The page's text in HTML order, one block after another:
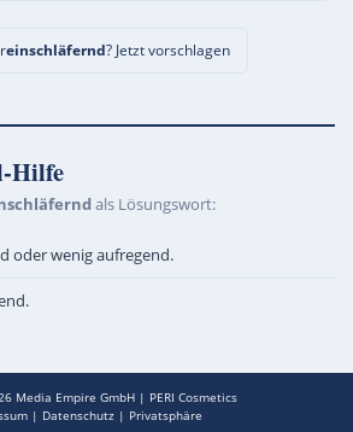
einschläfernd? Jetzt vorschlagen
Hilfe
als Lösungswort:
oder wenig aufregend.
Media Empire GmbH| PERI Cosmetics
| Datenschutz | Privatsphäre